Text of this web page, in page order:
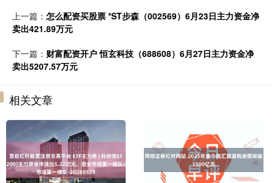
上一篇： 怎么配资买股票 *ST步森（002569）6月23日主力资金净
卖出421.89万元
下一篇： 财富配资开户 恒玄科技（688608）6月27日主力资金净
卖出5207.57万元
相关文章